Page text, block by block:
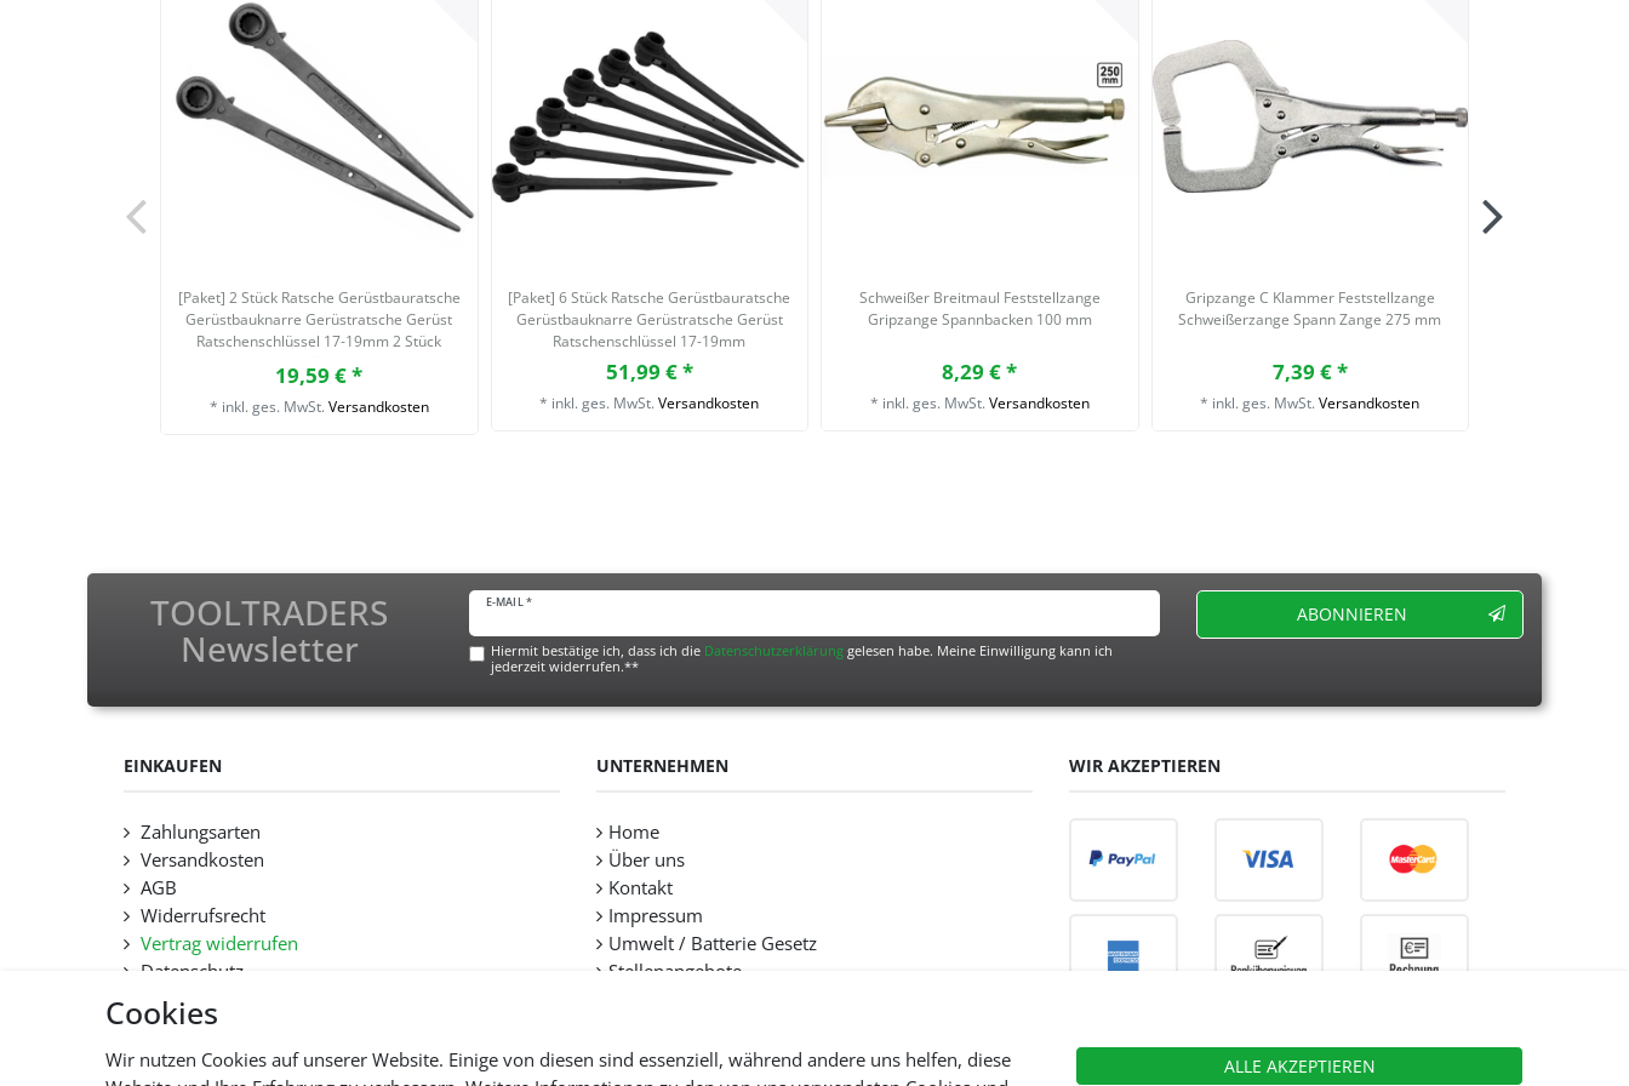
Cookies
Wir nutzen Cookies auf unserer Website. Einige von diesen sind essenziell, während andere uns helfen, diese
ALLE AKZEPTIEREN
[Paket] 2 Stück Ratsche Gerüstbauratsche
Gerüstbauknarre Gerüstratsche Gerüst
Ratschenschlüssel 17-19mm 2 Stück
Ratsche Gerüstbauratsche
Gerüstbauknarre Gerüstratsche Gerüst
Ratschenschlüssel 17-19
19,59 € *
* inkl. ges. MwSt. Versandkosten
[Paket] 6 Stück Ratsche Gerüstbauratsche
Gerüstbauknarre Gerüstratsche Gerüst
Ratschenschlüssel 17-19mm
51,99 € *
* inkl. ges. MwSt. Versandkosten
Schweißer Breitmaul Feststellzange
Gripzange Spannbacken 100 mm
8,29 € *
* inkl. ges. MwSt. Versandkosten
Gripzange C Klammer Feststellzange
Schweißerzange Spann Zange 275 mm
7,39 € *
* inkl. ges. MwSt. Versandkosten
TOOLTRADERS
Newsletter
E-MAIL *
Hiermit bestätige ich, dass ich die Daten­schutz­erklärunggelesen habe. Meine Einwilligung kann ich
jederzeit widerrufen.**
ABONNIEREN
EINKAUFEN
Zahlungsarten
Versandkosten
AGB
Widerrufsrecht
Vertrag widerrufen
Datenschutz
Hilfe
Lieferfristen und Lieferbeschränkung
UNTERNEHMEN
Home
Über uns
Kontakt
Impressum
Umwelt / Batterie Gesetz
Stellenangebote
WIR AKZEPTIEREN